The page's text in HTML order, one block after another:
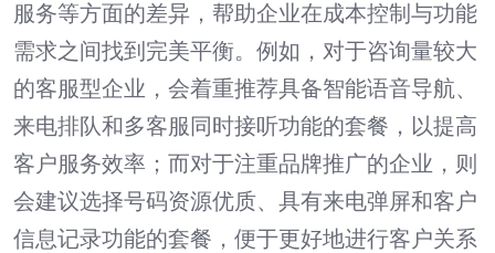
服务等方面的差异，帮助企业在成本控制与功能
需求之间找到完美平衡。例如，对于咨询量较大
的客服型企业，会着重推荐具备智能语音导航、
来电排队和多客服同时接听功能的套餐，以提高
客户服务效率；而对于注重品牌推广的企业，则
会建议选择号码资源优质、具有来电弹屏和客户
信息记录功能的套餐，便于更好地进行客户关系